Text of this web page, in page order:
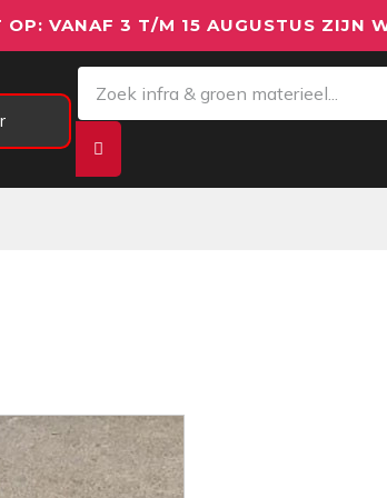
OP: VANAF 3 T/M 15 AUGUSTUS ZIJN